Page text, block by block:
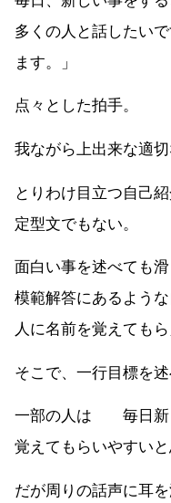
多くの人と話したい
ます。」
点々とした拍手。
我ながら上出来な適
とりわけ目立つ自己
定型文でもない。
面白い事を述べても
模範解答にあるよう
人に名前を覚えてもら
そこで、一行目標を述
一部の人は 毎日新
覚えてもらいやすいと
だが周りの話声に耳を